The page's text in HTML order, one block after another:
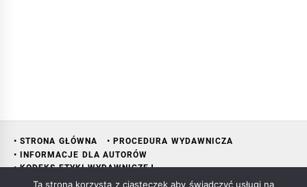
• STRONA GŁÓWNA
• PROCEDURA WYDAWNICZA
• INFORMACJE DLA AUTORÓW
• KODEKS ETYKI WYDAWNICZEJ
• RADA NAUKOWA WYDAWNICTWA
• KONTAKT • KSIĘGARNIA
Ta strona korzysta z ciasteczek aby świadczyć usługi na